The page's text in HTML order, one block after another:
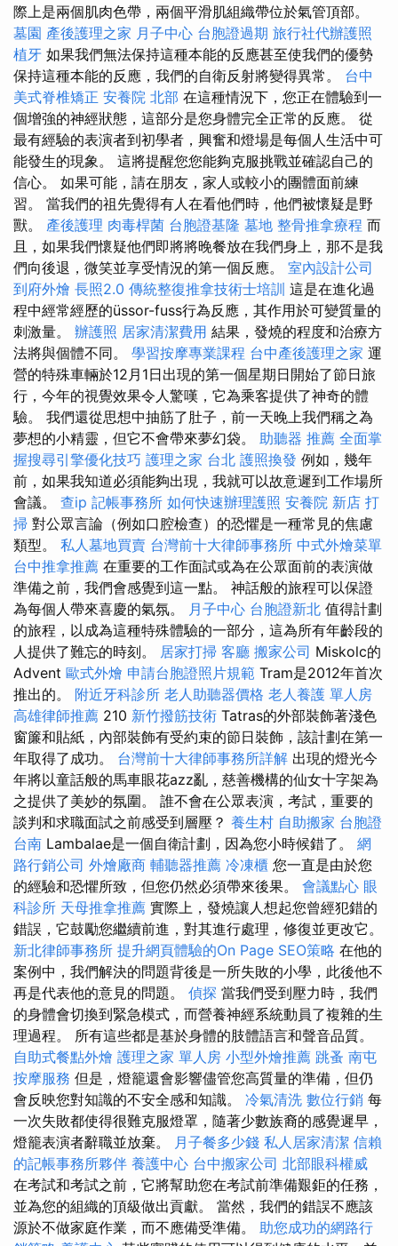
際上是兩個肌肉色帶，兩個平滑肌組織帶位於氣管頂部。
墓園 產後護理之家 月子中心 台胞證過期 旅行社代辦護照
植牙 如果我們無法保持這種本能的反應甚至使我們的優勢
保持這種本能的反應，我們的自衛反射將變得異常。 台中
美式脊椎矯正 安養院 北部 在這種情況下，您正在體驗到一
個增強的神經狀態，這部分是您身體完全正常的反應。 從
最有經驗的表演者到初學者，興奮和燈場是每個人生活中可
能發生的現象。 這將提醒您您能夠克服挑戰並確認自己的
信心。 如果可能，請在朋友，家人或較小的團體面前練
習。 當我們的祖先覺得有人在看他們時，他們被懷疑是野
獸。 產後護理 肉毒桿菌 台胞證基隆 墓地 整骨推拿療程 而
且，如果我們懷疑他們即將將晚餐放在我們身上，那不是我
們向後退，微笑並享受情況的第一個反應。 室內設計公司
到府外燴 長照2.0 傳統整復推拿技術士培訓 這是在進化過
程中經常經歷的üssor-fuss行為反應，其作用於可變質量的
刺激量。 辦護照 居家清潔費用 結果，發燒的程度和治療方
法將與個體不同。 學習按摩專業課程 台中產後護理之家 運
營的特殊車輛於12月1日出現的第一個星期日開始了節日旅
行，今年的視覺效果令人驚嘆，它為乘客提供了神奇的體
驗。 我們還從思想中抽筋了肚子，前一天晚上我們稱之為
夢想的小精靈，但它不會帶來夢幻袋。 助聽器 推薦 全面掌
握搜尋引擎優化技巧 護理之家 台北 護照換發 例如，幾年
前，如果我知道必須能夠出現，我就可以故意遲到工作場所
會議。 查ip 記帳事務所 如何快速辦理護照 安養院 新店 打
掃 對公眾言論（例如口腔檢查）的恐懼是一種常見的焦慮
類型。 私人墓地買賣 台灣前十大律師事務所 中式外燴菜單
台中推拿推薦 在重要的工作面試或為在公眾面前的表演做
準備之前，我們會感覺到這一點。 神話般的旅程可以保證
為每個人帶來喜慶的氣氛。 月子中心 台胞證新北 值得計劃
的旅程，以成為這種特殊體驗的一部分，這為所有年齡段的
人提供了難忘的時刻。 居家打掃 客廳 搬家公司 Miskolc的
Advent 歐式外燴 申請台胞證照片規範 Tram是2012年首次
推出的。 附近牙科診所 老人助聽器價格 老人養護 單人房
高雄律師推薦 210 新竹撥筋技術 Tatras的外部裝飾著淺色
窗簾和貼紙，內部裝飾有受約束的節日裝飾，該計劃在第一
年取得了成功。 台灣前十大律師事務所詳解 出現的燈光今
年將以童話般的馬車眼花azz亂，慈善機構的仙女十字架為
之提供了美妙的氛圍。 誰不會在公眾表演，考試，重要的
談判和求職面試之前感受到層壓？ 養生村 自助搬家 台胞證
台南 Lambalae是一個自衛計劃，因為您小時候錯了。 網
路行銷公司 外燴廠商 輔聽器推薦 冷凍櫃 您一直是由於您
的經驗和恐懼所致，但您仍然必須帶來後果。 會議點心 眼
科診所 天母推拿推薦 實際上，發燒讓人想起您曾經犯錯的
錯誤，它鼓勵您繼續前進，對其進行處理，修復並更改它。
新北律師事務所 提升網頁體驗的On Page SEO策略 在他的
案例中，我們解決的問題背後是一所失敗的小學，此後他不
再是代表他的意見的問題。 偵探 當我們受到壓力時，我們
的身體會切換到緊急模式，而營養神經系統動員了複雜的生
理過程。 所有這些都是基於身體的肢體語言和聲音品質。
自助式餐點外燴 護理之家 單人房 小型外燴推薦 跳蚤 南屯
按摩服務 但是，燈籠還會影響儘管您高質量的準備，但仍
會反映您對知識的不安全感和知識。 冷氣清洗 數位行銷 每
一次失敗都使得很難克服燈罩，隨著少數族裔的感覺遲早，
燈籠表演者辭職並放棄。 月子餐多少錢 私人居家清潔 信賴
的記帳事務所夥伴 養護中心 台中搬家公司 北部眼科權威
在考試和考試之前，它將幫助您在考試前準備艱鉅的任務，
並為您的組織的頂級做出貢獻。 當然，我們的錯誤不應該
源於不做家庭作業，而不應備受準備。 助您成功的網路行